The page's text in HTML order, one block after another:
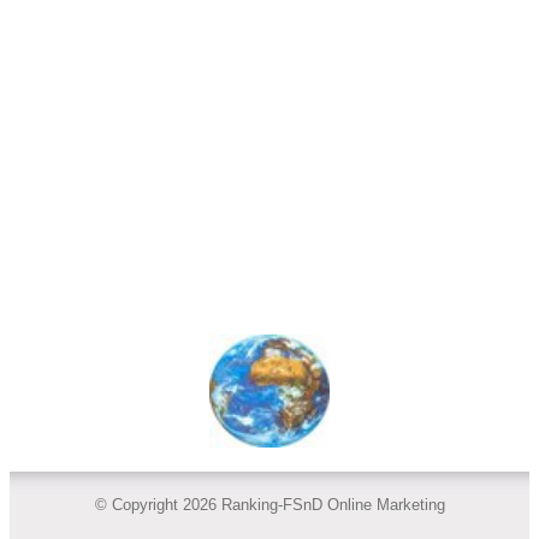
© Copyright 2026 Ranking-FSnD Online Marketing